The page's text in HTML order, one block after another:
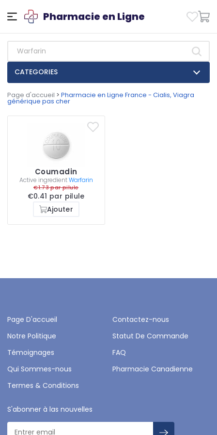
Pharmacie en Ligne
CATEGORIES
Page d'accueil > Pharmacie en Ligne France - Cialis, Viagra
générique pas cher
Coumadin
Active ingredientWarfarin
€1.73 par pilule
€0.41 par pilule
Ajouter
Page D'accueil
Contactez-nous
Notre Politique
Statut De Commande
Témoignages
FAQ
Qui Sommes-nous
Pharmacie Canadienne
Termes & Conditions
S'abonner à las nouvelles